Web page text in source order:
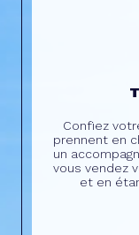
Confiez
prennent en
un
vous vendez
et en